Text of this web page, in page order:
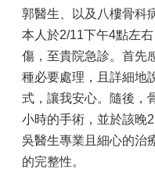
郭醫生、以及八樓骨科
本人於2/11下午4點左
傷，至貴院急診。首先
種必要處理，且詳細地
式，讓我安心。隨後，
小時的手術，並於該晚
吳醫生專業且細心的治
的完整性。